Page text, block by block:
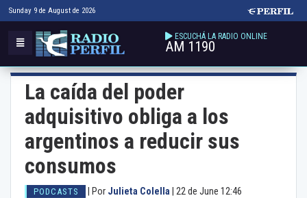
Sunday 9 de August de 2026
ESCUCHÁ LA RADIO ONLINE
AM 1190
La caída del poder
adquisitivo obliga a los
argentinos a reducir sus
consumos
PODCASTS Por Julieta Colella 22 de June 12:46